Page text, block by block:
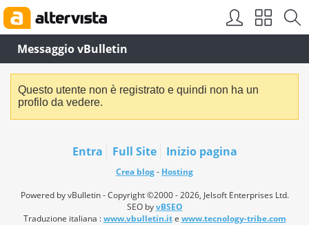
Messaggio vBulletin
Questo utente non è registrato e quindi non ha un
profilo da vedere.
Entra Full Site Inizio pagina
Crea blog- Hosting
Powered by vBulletin - Copyright ©2000 - 2026, Jelsoft Enterprises Ltd.
SEO byvBSEO
Traduzione italiana :www.vbulletin.ite www.tecnology-tribe.com